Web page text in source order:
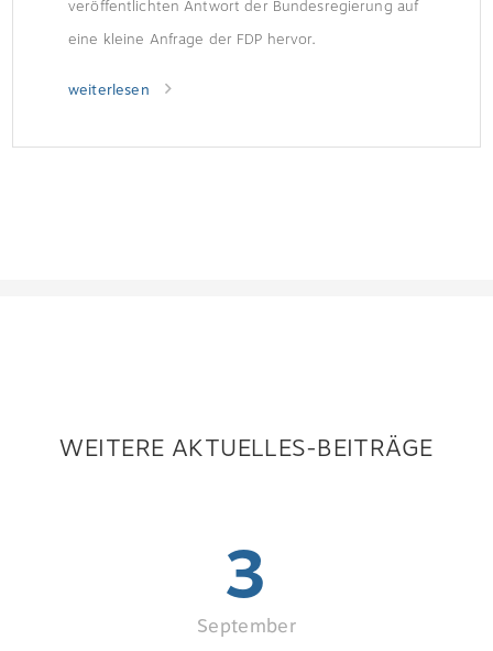
veröffentlichten Antwort der Bundesregierung auf
eine kleine Anfrage der FDP hervor.
weiterlesen
WEITERE AKTUELLES-BEITRÄGE
3
September